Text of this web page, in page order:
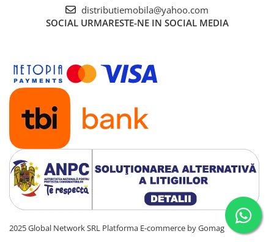
Set mese si scaune gradinita
Scaune birou pentru copii
Saltele patuturi copii
Paturi copii
Masa si scaune gradinita
Seturi comode living si dormitor
distributiemobila@yahoo.com
SOCIAL URMARESTE-NE IN SOCIAL MEDIA
2025 Global Network SRL Platforma E-commerce by Gomag